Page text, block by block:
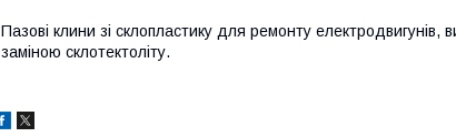
Пазові клини зі склопластику для ремонту електродвигунів,
заміною склотектоліту.